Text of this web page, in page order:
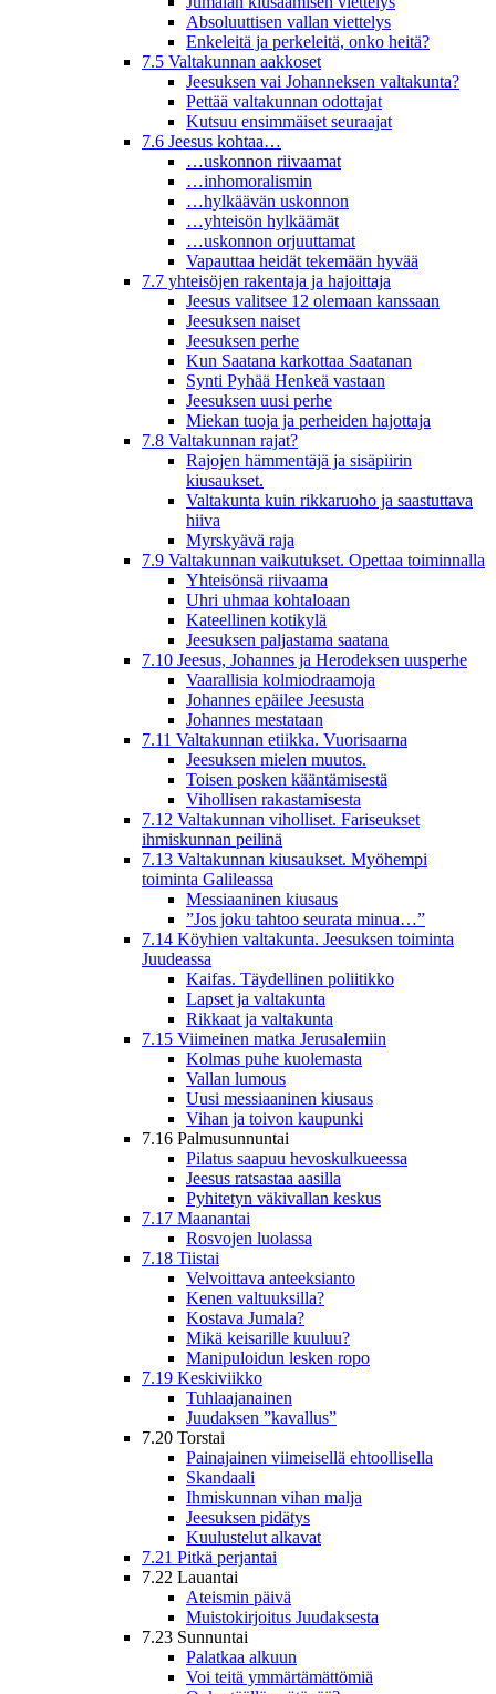
Absoluuttisen vallan viettelys
Enkeleitä ja perkeleitä, onko heitä?
7.5 Valtakunnan aakkoset
Jeesuksen vai Johanneksen valtakunta?
Pettää valtakunnan odottajat
Kutsuu ensimmäiset seuraajat
7.6 Jeesus kohtaa…
…uskonnon riivaamat
…inhomoralismin
…hylkäävän uskonnon
…yhteisön hylkäämät
…uskonnon orjuuttamat
Vapauttaa heidät tekemään hyvää
7.7 yhteisöjen rakentaja ja hajoittaja
Jeesus valitsee 12 olemaan kanssaan
Jeesuksen naiset
Jeesuksen perhe
Kun Saatana karkottaa Saatanan
Synti Pyhää Henkeä vastaan
Jeesuksen uusi perhe
Miekan tuoja ja perheiden hajottaja
7.8 Valtakunnan rajat?
Rajojen hämmentäjä ja sisäpiirin
kiusaukset.
Valtakunta kuin rikkaruoho ja saastuttava
hiiva
Myrskyävä raja
7.9 Valtakunnan vaikutukset. Opettaa toiminnalla
Yhteisönsä riivaama
Uhri uhmaa kohtaloaan
Kateellinen kotikylä
Jeesuksen paljastama saatana
7.10 Jeesus, Johannes ja Herodeksen uusperhe
Vaarallisia kolmiodraamoja
Johannes epäilee Jeesusta
Johannes mestataan
7.11 Valtakunnan etiikka. Vuorisaarna
Jeesuksen mielen muutos.
Toisen posken kääntämisestä
Vihollisen rakastamisesta
7.12 Valtakunnan viholliset. Fariseukset
ihmiskunnan peilinä
7.13 Valtakunnan kiusaukset. Myöhempi
toiminta Galileassa
Messiaaninen kiusaus
”Jos joku tahtoo seurata minua…”
7.14 Köyhien valtakunta. Jeesuksen toiminta
Juudeassa
Kaifas. Täydellinen poliitikko
Lapset ja valtakunta
Rikkaat ja valtakunta
7.15 Viimeinen matka Jerusalemiin
Kolmas puhe kuolemasta
Vallan lumous
Uusi messiaaninen kiusaus
Vihan ja toivon kaupunki
7.16 Palmusunnuntai
Pilatus saapuu hevoskulkueessa
Jeesus ratsastaa aasilla
Pyhitetyn väkivallan keskus
7.17 Maanantai
Rosvojen luolassa
7.18 Tiistai
Velvoittava anteeksianto
Kenen valtuuksilla?
Kostava Jumala?
Mikä keisarille kuuluu?
Manipuloidun lesken ropo
7.19 Keskiviikko
Tuhlaajanainen
Juudaksen ”kavallus”
7.20 Torstai
Painajainen viimeisellä ehtoollisella
Skandaali
Ihmiskunnan vihan malja
Jeesuksen pidätys
Kuulustelut alkavat
7.21 Pitkä perjantai
7.22 Lauantai
Ateismin päivä
Muistokirjoitus Juudaksesta
7.23 Sunnuntai
Palatkaa alkuun
Voi teitä ymmärtämättömiä